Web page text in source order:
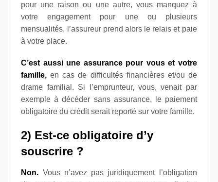
pour une raison ou une autre, vous manquez à
votre engagement pour une ou plusieurs
mensualités, l’assureur prend alors le relais et paie
à votre place.
C’est aussi une assurance pour vous et votre
famille, en cas de difficultés financières et/ou de
drame familial. Si l’emprunteur, vous, venait par
exemple à décéder sans assurance, le paiement
obligatoire du crédit serait reporté sur votre famille.
2) Est-ce obligatoire d’y
souscrire ?
Non. Vous n’avez pas juridiquement l’obligation